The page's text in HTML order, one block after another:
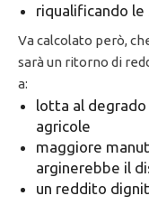
riqualificando
Va calcolato però,
sarà un ritorno di
a:
lotta al
agricole
maggiore
arginerebbe il
un reddito